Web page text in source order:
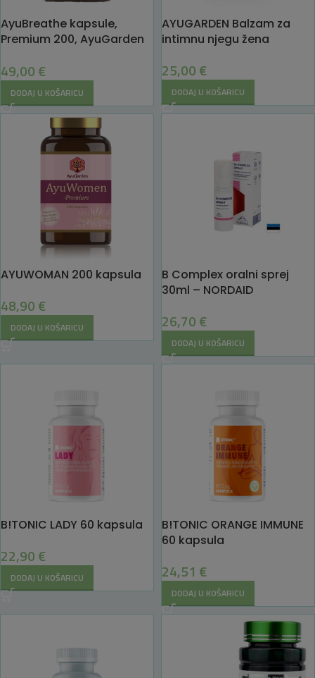
AyuBreathe kapsule,
Premium 200, AyuGarden
49,00 €
DODAJ U KOŠARICU
AYUGARDEN Balzam za
intimnu njegu žena
25,00 €
DODAJ U KOŠARICU
AYUWOMAN 200 kapsula
48,90 €
DODAJ U KOŠARICU
B Complex oralni sprej
30ml – NORDAID
26,70 €
DODAJ U KOŠARICU
B!TONIC LADY 60 kapsula
22,90 €
DODAJ U KOŠARICU
B!TONIC ORANGE IMMUNE
60 kapsula
24,51 €
DODAJ U KOŠARICU